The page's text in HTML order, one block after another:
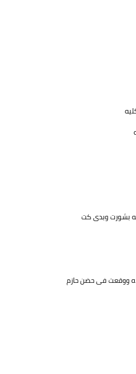
بشورت وبدى كت
ووقعت فى حضن حازم